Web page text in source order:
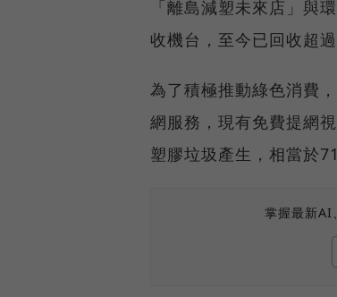
「離島減塑未來店」與
收機台，至今已回收超
為了積極推動綠色消費
網服務，現有免費提網
塑膠垃圾產生，相當於
掌握最新AI